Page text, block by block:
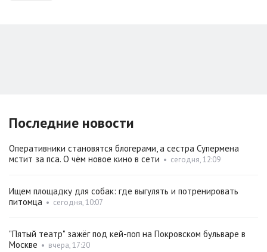
Последние новости
Оперативники становятся блогерами, а сестра Супермена
мстит за пса. О чём новое кино в сети • сегодня, 12:09
Ищем площадку для собак: где выгулять и потренировать
питомца • сегодня, 10:07
"Пятый театр" зажёг под кей-поп на Покровском бульваре в
Москве • вчера, 17:20